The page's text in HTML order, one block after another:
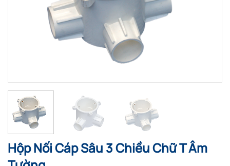
Hộp Nối Cáp Sâu 3 Chiều Chữ T Âm